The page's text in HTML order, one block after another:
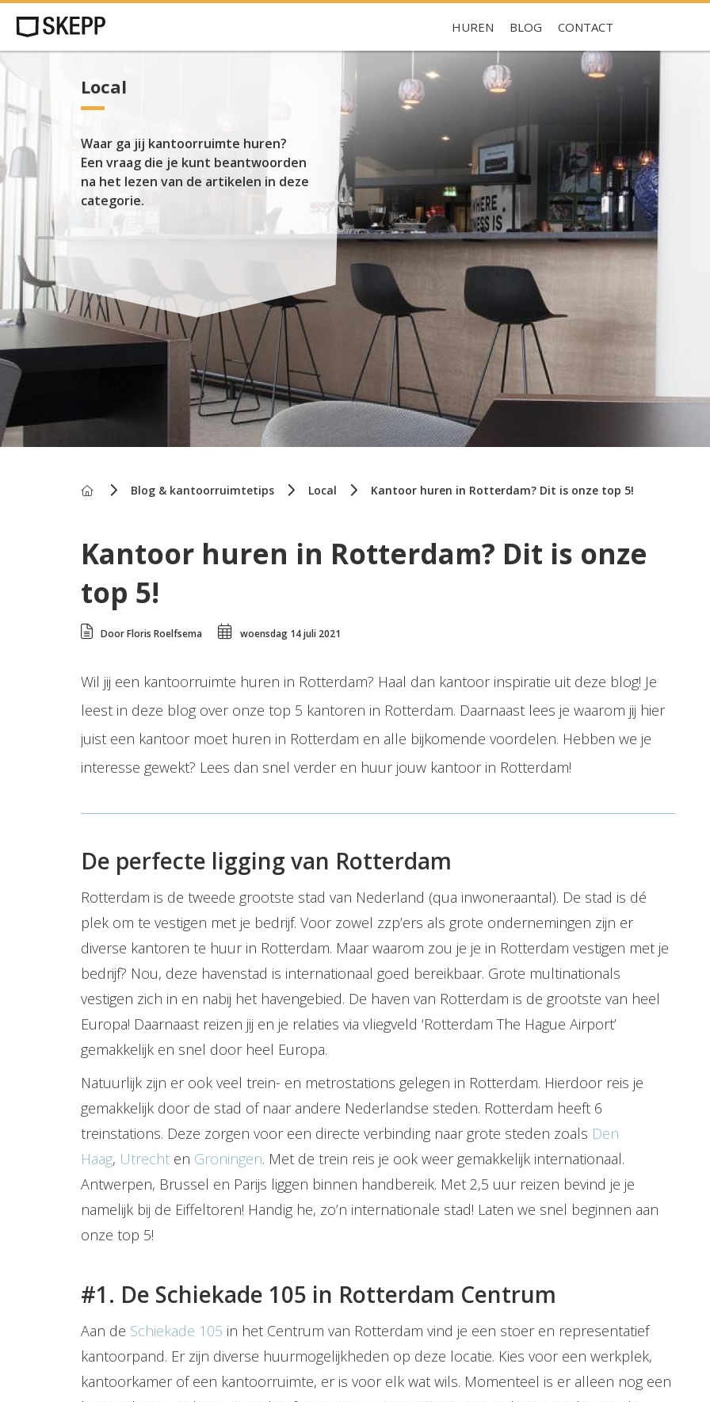
HUREN BLOG CONTACT
Je hebt nog geen favorieten
Local
Waar ga jij kantoorruimte huren?
Een vraag die je kunt beantwoorden
na het lezen van de artikelen in deze
categorie.
Home Blog & kantoorruimtetips Local Kantoor huren in Rotterdam? Dit is onze top 5!
Kantoor huren in Rotterdam? Dit is onze
top 5!
Door Floris Roelfsema woensdag 14 juli 2021
Wil jij een kantoorruimte huren in Rotterdam? Haal dan kantoor inspiratie uit deze blog! Je
leest in deze blog over onze top 5 kantoren in Rotterdam. Daarnaast lees je waarom jij hier
juist een kantoor moet huren in Rotterdam en alle bijkomende voordelen. Hebben we je
interesse gewekt? Lees dan snel verder en huur jouw kantoor in Rotterdam!
De perfecte ligging van Rotterdam
Rotterdam is de tweede grootste stad van Nederland (qua inwoneraantal). De stad is dé
plek om te vestigen met je bedrijf. Voor zowel zzp’ers als grote ondernemingen zijn er
diverse kantoren te huur in Rotterdam. Maar waarom zou je je in Rotterdam vestigen met je
bedrijf? Nou, deze havenstad is internationaal goed bereikbaar. Grote multinationals
vestigen zich in en nabij het havengebied. De haven van Rotterdam is de grootste van heel
Europa! Daarnaast reizen jij en je relaties via vliegveld ‘Rotterdam The Hague Airport’
gemakkelijk en snel door heel Europa.
Natuurlijk zijn er ook veel trein- en metrostations gelegen in Rotterdam. Hierdoor reis je
gemakkelijk door de stad of naar andere Nederlandse steden. Rotterdam heeft 6
treinstations. Deze zorgen voor een directe verbinding naar grote steden zoals Den
Haag, Utrecht en Groningen. Met de trein reis je ook weer gemakkelijk internationaal.
Antwerpen, Brussel en Parijs liggen binnen handbereik. Met 2,5 uur reizen bevind je je
namelijk bij de Eiffeltoren! Handig he, zo’n internationale stad! Laten we snel beginnen aan
onze top 5!
#1. De Schiekade 105 in Rotterdam Centrum
Aan de Schiekade 105 in het Centrum van Rotterdam vind je een stoer en representatief
kantoorpand. Er zijn diverse huurmogelijkheden op deze locatie. Kies voor een werkplek,
kantoorkamer of een kantoorruimte, er is voor elk wat wils. Momenteel is er alleen nog een